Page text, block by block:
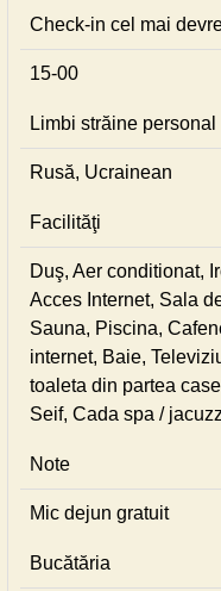
Check-in cel mai
15-00
Limbi străine personal
Rusă, Ucrainean
Facilităţi
Duş, Aer conditionat,
Acces Internet, Sala
Sauna, Piscina,
internet, Baie,
toaleta din partea
Seif, Cada spa /
Note
Mic dejun gratuit
Bucătăria